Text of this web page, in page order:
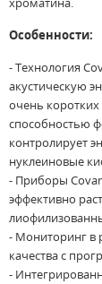
Особенности:
- Технология
акустическую
очень
способностью
контролирует
нуклеиновые
- Приборы
эффективно
- Мониторинг в
качества с
-